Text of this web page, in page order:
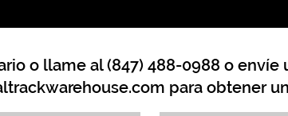
o llame al (847) 488-0988 o envíe
para obtener